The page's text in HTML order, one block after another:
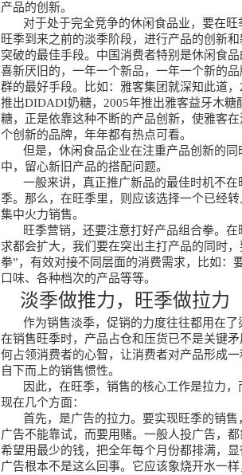
产品的创新。
对于处于完全竞争的休闲食品业，要在
旺季到来之前的淡季阶段，进行产品的创新
突破的最佳手段。中国消费者特别是休闲食
喜新厌旧的，一年一个新品，一年一个新的
群的最好手段。比如：雅客集团就深知此道，
推出DIDADI奶糖， 2005年推出雅客益牙木糖
糖，正是依靠这种不断的产品创新，使雅客
个创新的品牌，年年都有热点可看。
但是，休闲食品企业在注重产品创新的
中，留心新旧产品的搭配问题。
一般来讲，真正推广新品的最佳时机不在
季。那么，在旺季里，则应该选择一个已经
集中火力销售。
旺季营销，还要注意打好产品组合拳。
求都会扩大，我们要在突出主打产品的同时
拳”，有效对接不同层面的消费需求，比如：
口味、各种档次的产品等等。
淡季做推力，旺季做拉力
作为销售淡季，促销的力度往往都用在
在销售旺季时，产品占仓和压货已不是关键
何占领消费者的心智，让消费者对产品形成
自下而上的销售惯性。
因此，在旺季，销售的核心工作是拉力
现在几个方面：
首先，是广告的拉力。要实现旺季的销
广告不能靠试，而要用赌。一般人投广告，
希望用最少的钱，把全年每个月份都排满，
广告根本不是这么回事。它应该象烧开水一